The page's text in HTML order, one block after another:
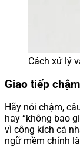
Cách xử lý
Giao tiếp
Hãy nói chậm,
hay “không bao
vì công kích cá
ngữ mềm chính